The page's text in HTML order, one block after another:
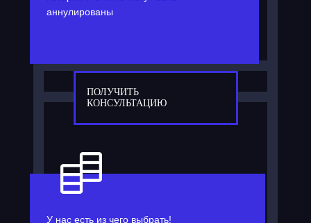
аннулированы
ПОЛУЧИТЬ
КОНСУЛЬТАЦИЮ
У нас есть из чего выбрать!